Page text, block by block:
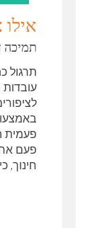
אילו
תמיכה
תרגול
עובדות
פעמית
פעם
חינוך,